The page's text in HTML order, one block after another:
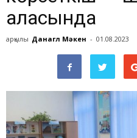
қаласында
арқылы Данагүл Мәкен - 01.08.2023